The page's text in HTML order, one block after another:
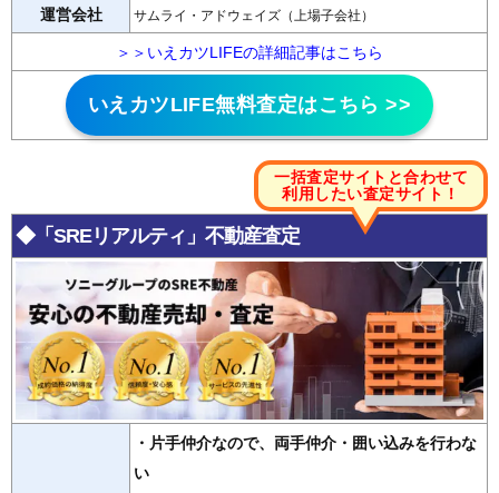
運営会社 サムライ・アドウェイズ（上場子会社）
＞＞いえカツLIFEの詳細記事はこちら
いえカツLIFE無料査定はこちら >>
一括査定サイトと合わせて
利用したい査定サイト ！
◆「SREリアルティ」不動産査定
・片手仲介なので、両手仲介・囲い込みを行わな
い